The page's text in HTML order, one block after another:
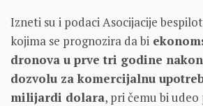
Izneti su i podaci Asocijacije
kojima se prognozira da bi
dronova u prve tri godine
dozvolu za komercijalnu
milijardi dolara, pri čemu bi